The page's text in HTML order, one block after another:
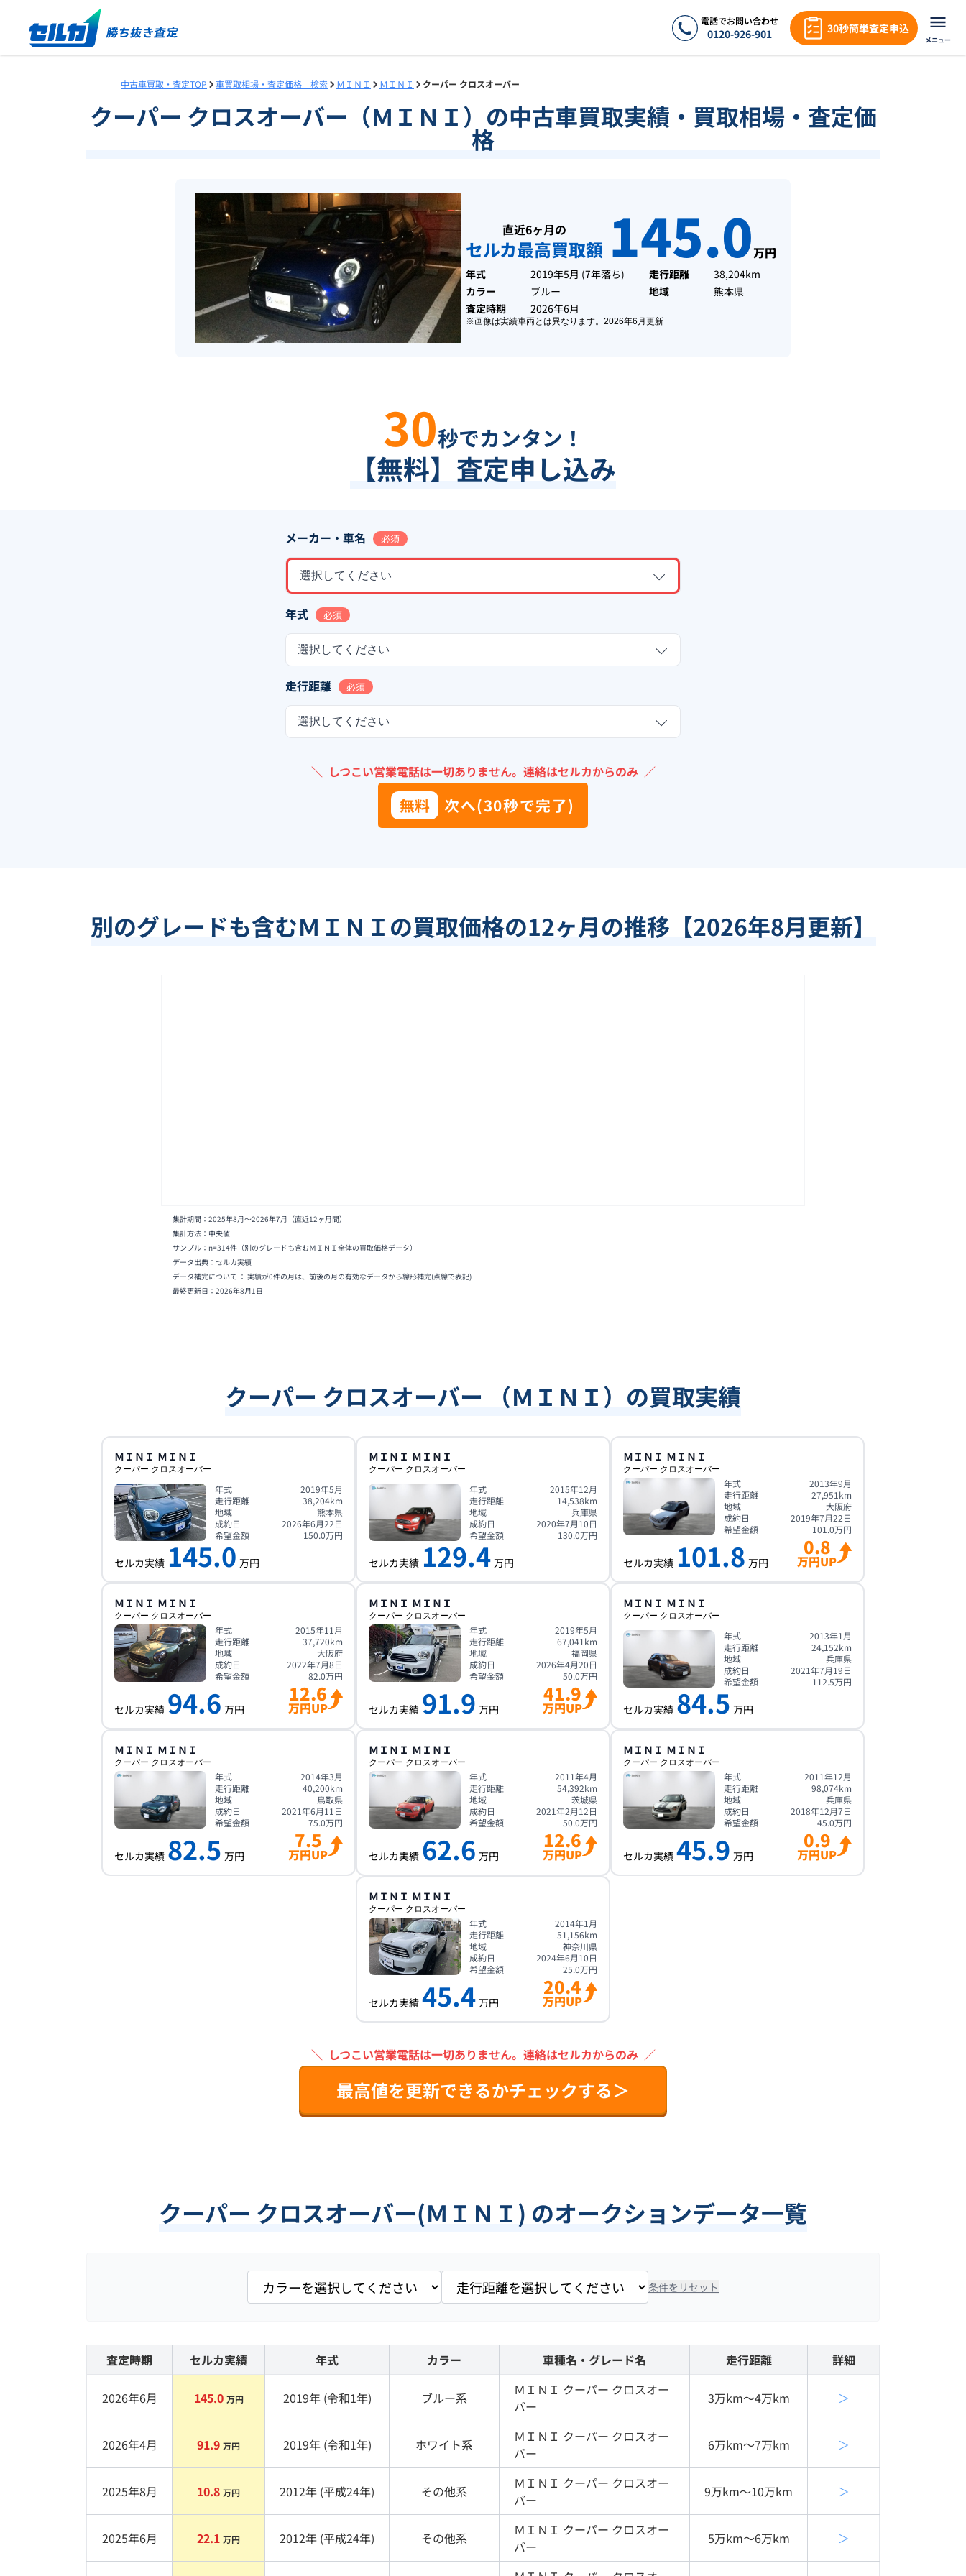
電話でお問い合わせ
0120-926-901 30秒簡単査定申込
メニュー
中古車買取・査定TOP 車買取相場・査定価格 検索 ＭＩＮＩ ＭＩＮＩ クーパー クロスオーバー
クーパー クロスオーバー（ＭＩＮＩ）の中古車買取実績・買取相場・査定価
格
直近6ヶ月の
セルカ最高買取額 145.0万円
年式 2019年5月 (7年落ち) 走行距離
38,204km
カラー
ブルー 地域
熊本県
査定時期
2026年6月
※画像は実績車両とは異なります。 2026年6月 更新
30秒でカンタン！
【無料】査定申し込み
メーカー・車名 必須
選択してください
年式 必須
選択してください
走行距離 必須
選択してください
＼ しつこい営業電話は一切ありません。 連絡はセルカからのみ ／
無料 次へ(30秒で完了)
別のグレードも含むＭＩＮＩの買取価格の12ヶ月の推移【2026年8月更新】
集計期間： 2025年8月〜2026年7月 （直近12ヶ月間）
集計方法：中央値
サンプル：n=314件 （別のグレードも含むＭＩＮＩ全体の買取価格データ）
データ出典：セルカ実績
データ補完について ： 実績が0件の月は、前後の月の有効なデータから線形補完(点線で表記)
最終更新日： 2026年8月1日
クーパー クロスオーバー （ＭＩＮＩ）の買取実績
ＭＩＮＩ ＭＩＮＩ
クーパー クロスオーバー
年式
2019年5月
走行距離
38,204km
地域
熊本県
成約日
2026年6月22日
希望金額
150.0万円
セルカ実績 145.0 万円
ＭＩＮＩ ＭＩＮＩ
クーパー クロスオーバー
年式
2015年12月
走行距離
14,538km
地域
兵庫県
成約日
2020年7月10日
希望金額
130.0万円
セルカ実績 129.4 万円
ＭＩＮＩ ＭＩＮＩ
クーパー クロスオーバー
年式
2013年9月
走行距離
27,951 km
地域
大阪府
成約日
2019年7月22日
希望金額
101.0万円
セルカ実績 101.8 万円
0.8
万円UP
ＭＩＮＩ ＭＩＮＩ
クーパー クロスオーバー
年式
2015年11月
走行距離
37,720km
地域
大阪府
成約日
2022年7月8日
希望金額
82.0万円
セルカ実績 94.6 万円
12.6
万円UP
ＭＩＮＩ ＭＩＮＩ
クーパー クロスオーバー
年式
2019年5月
走行距離
67,041 km
地域
福岡県
成約日
2026年4月20日
希望金額
50.0万円
セルカ実績 91.9 万円
41.9
万円UP
ＭＩＮＩ ＭＩＮＩ
クーパー クロスオーバー
年式
2013年1月
走行距離
24,152km
地域
兵庫県
成約日
2021年7月19日
希望金額
112.5万円
セルカ実績 84.5 万円
ＭＩＮＩ ＭＩＮＩ
クーパー クロスオーバー
年式
2014年3月
走行距離
40,200km
地域
鳥取県
成約日
2021年6月11日
希望金額
75.0万円
セルカ実績 82.5 万円
7.5
万円UP
ＭＩＮＩ ＭＩＮＩ
クーパー クロスオーバー
年式
2011年4月
走行距離
54,392km
地域
茨城県
成約日
2021年2月12日
希望金額
50.0万円
セルカ実績 62.6 万円
12.6
万円UP
ＭＩＮＩ ＭＩＮＩ
クーパー クロスオーバー
年式
2011年12月
走行距離
98,074km
地域
兵庫県
成約日
2018年12月7日
希望金額
45.0万円
セルカ実績 45.9 万円
0.9
万円UP
ＭＩＮＩ ＭＩＮＩ
クーパー クロスオーバー
年式
2014年1月
走行距離
51,156km
地域
神奈川県
成約日
2024年6月10日
希望金額
25.0万円
セルカ実績 45.4 万円
20.4
万円UP
＼ しつこい営業電話は一切ありません。 連絡はセルカからのみ ／
最高値を更新できるかチェックする＞
クーパー クロスオーバー(ＭＩＮＩ) のオークションデータ一覧
条件をリセット
査定時期 セルカ実績 年式 カラー 車種名・グレード名 走行距離 詳細
2026年6月 145.0 万円 2019年 (令和1年) ブルー系 ＭＩＮＩ クーパー クロスオー
バー
3万km〜4万km ＞
2026年4月 91.9 万円 2019年 (令和1年) ホワイト系 ＭＩＮＩ クーパー クロスオー
バー
6万km〜7万km ＞
2025年8月 10.8 万円 2012年 (平成24年) その他系 ＭＩＮＩ クーパー クロスオー
バー
9万km〜10万km ＞
2025年6月 22.1 万円 2012年 (平成24年) その他系 ＭＩＮＩ クーパー クロスオー
バー
5万km〜6万km ＞